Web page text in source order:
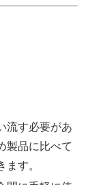
流す必要があ
製品に比べて
す。